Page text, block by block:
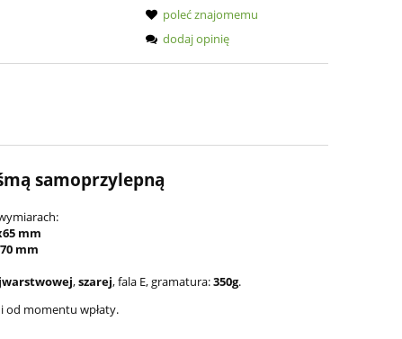
poleć znajomemu
dodaj opinię
samoprzylepną
mm
mm
,szarej, fala E, gramatura:350g.
od momentu wpłaty.